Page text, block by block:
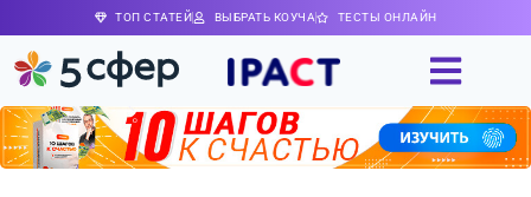
ТОП СТАТЕЙ ВЫБРАТЬ КОУЧА ТЕСТЫ ОНЛАЙН